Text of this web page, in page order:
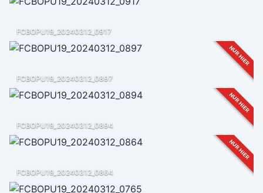
FCBOPU19_20240312_0917
NUR HIER
FCBOPU19_20240312_0897
NUR HIER
FCBOPU19_20240312_0894
NUR HIER
FCBOPU19_20240312_0864